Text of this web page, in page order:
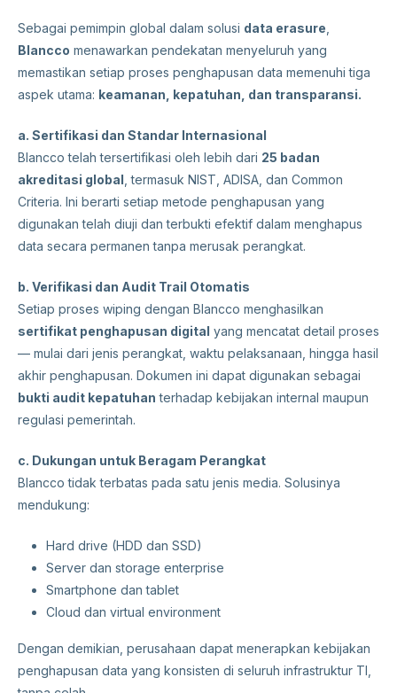
Sebagai pemimpin global dalam solusi data erasure
Blancco menawarkan pendekatan menyeluruh yang
memastikan setiap proses penghapusan data memenuhi tiga
aspek utama: keamanan, kepatuhan, dan transparansi.
a. Sertifikasi dan Standar Internasional
Blancco telah tersertifikasi oleh lebih dari 25 badan
akreditasi global , termasuk NIST, ADISA, dan Common
Criteria. Ini berarti setiap metode penghapusan yang
digunakan telah diuji dan terbukti efektif dalam menghapus
data secara permanen tanpa merusak perangkat.
b. Verifikasi dan Audit Trail Otomatis
Setiap proses wiping dengan Blancco menghasilkan
sertifikat penghapusan digital yang mencatat detail proses
— mulai dari jenis perangkat, waktu pelaksanaan, hingga hasil
akhir penghapusan. Dokumen ini dapat digunakan sebagai
bukti audit kepatuhan terhadap kebijakan internal maupun
regulasi pemerintah.
c. Dukungan untuk Beragam Perangkat
Blancco tidak terbatas pada satu jenis media. Solusinya
mendukung:
Hard drive (HDD dan SSD)
Server dan storage enterprise
Smartphone dan tablet
Cloud dan virtual environment
Dengan demikian, perusahaan dapat menerapkan kebijakan
penghapusan data yang konsisten di seluruh infrastruktur TI,